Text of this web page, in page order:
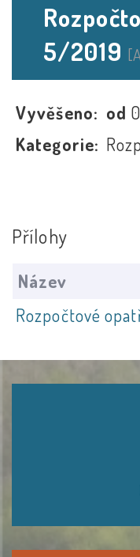
5/2019
Vyvěšeno: od
Kategorie:
Přílohy
Název
Rozpočtové